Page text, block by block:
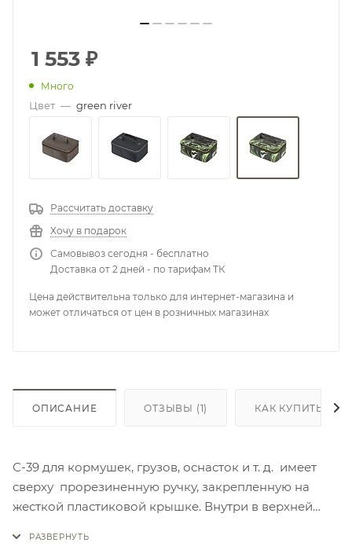
1 553 ₽
Много
Цвет — green river
Рассчитать доставку
Хочу в подарок
Самовывоз сегодня - бесплатно
Доставка от 2 дней - по тарифам ТК
Цена действительна только для интернет-магазина и
может отличаться от цен в розничных магазинах
ОПИСАНИЕ ОТЗЫВЫ (1) КАК КУПИТЬ
С-39 для кормушек, грузов, оснасток и т. д. имеет
сверху прорезиненную ручку, закрепленную на
жесткой пластиковой крышке. Внутри в верхней